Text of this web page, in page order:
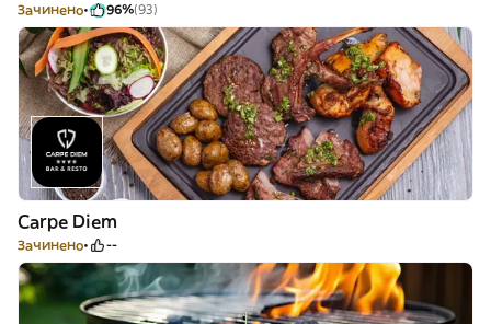
Зачинено 96%(93)
Carpe Diem
Зачинено --